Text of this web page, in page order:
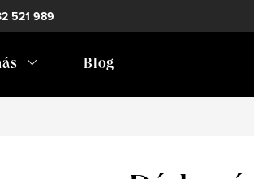
521 989
Doprava
Blog